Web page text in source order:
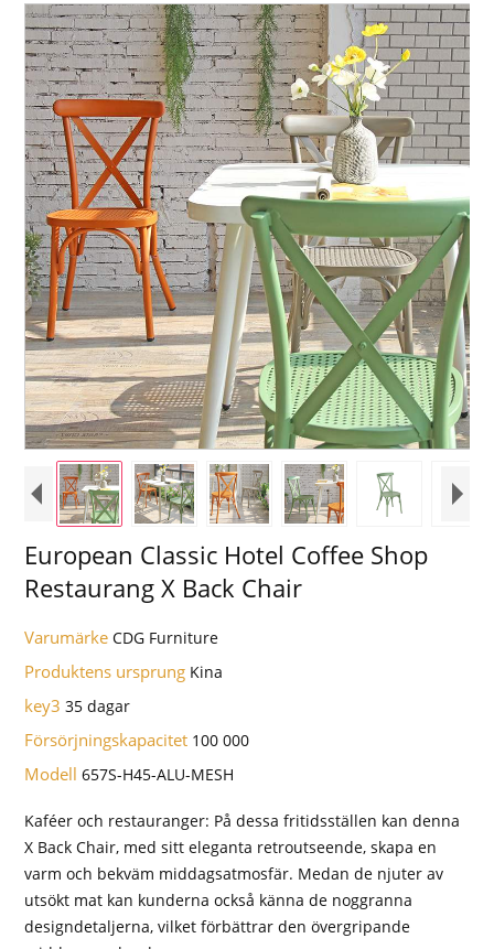
European Classic Hotel Coffee Shop
Restaurang X Back Chair
VarumärkeCDG Furniture
Produktens ursprung Kina
key335 dagar
Försörjningskapacitet 100 000
Modell657S-H45-ALU-MESH
Kaféer och restauranger: På dessa fritidsställen kan denna
X Back Chair, med sitt eleganta retroutseende, skapa en
varm och bekväm middagsatmosfär. Medan de njuter av
utsökt mat kan kunderna också känna de noggranna
designdetaljerna, vilket förbättrar den övergripande